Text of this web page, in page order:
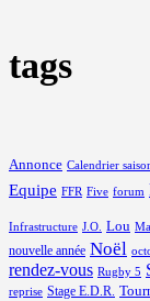
tags
Annonce Calendrier
Equipe FFR Five forum
Infrastructure J.O. Lou
nouvelle année Noël
rendez-vous Rugby 5
reprise Stage E.D.R.